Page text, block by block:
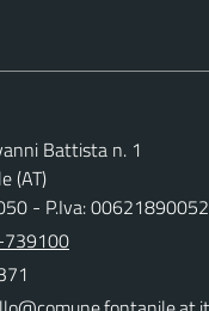
Battista n. 1
(AT)
- P.Iva: 00621890052